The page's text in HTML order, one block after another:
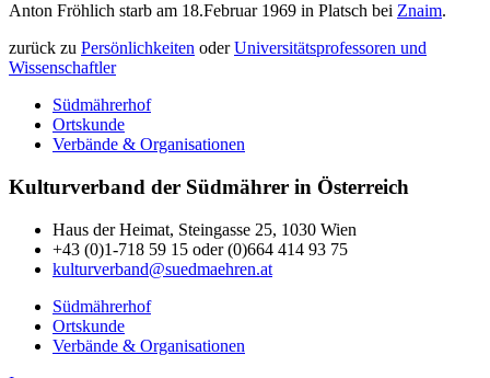
Anton Fröhlich starb am 18.Februar 1969 in Platsch bei Znaim.
zurück zu Persönlichkeiten oderUniversitätsprofessoren und
Wissenschaftler
Südmährerhof
Ortskunde
Verbände & Organisationen
Kulturverband der Südmährer in Österreich
Haus der Heimat, Steingasse 25, 1030 Wien
+43 (0)1-718 59 15 oder (0)664 414 93 75
kulturverband@suedmaehren.at
Südmährerhof
Ortskunde
Verbände & Organisationen